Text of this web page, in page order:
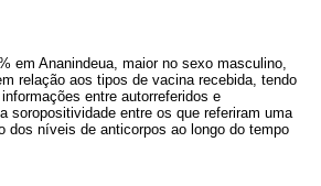
em Ananindeua, maior no sexo masculino,
relação aos tipos de vacina recebida, tendo
entre autorreferidos e
soropositividade entre os que referiram uma
dos níveis de anticorpos ao longo do tempo